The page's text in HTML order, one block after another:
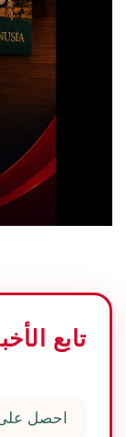
تابع
احصل على